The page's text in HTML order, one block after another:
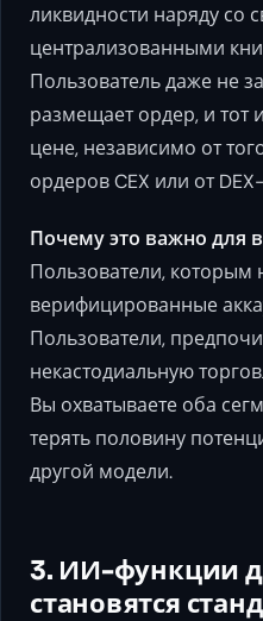
ликвидности наряду со
централизованными
Пользователь даже не
размещает ордер, и тот
цене, независимо от
ордеров CEX или от
Почему это важно для
Пользователи,
верифицированные
Пользователи,
некастодиальную
Вы охватываете оба
терять половину
другой модели.
3. ИИ-функции
становятся